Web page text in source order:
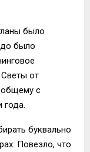
было
было
от
общему с
года.
буквально
Повезло, что